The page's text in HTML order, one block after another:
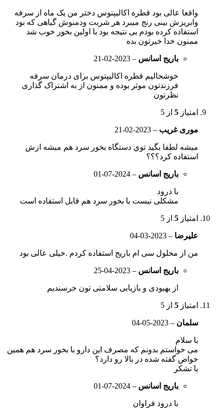
واقعا عالی بود قطره اکالیپتوس دختر من یک ماه از سرفه
وابریزش بینی رنج میبرد هر شربت ودمنوش گیاهی که بود
استفاده کرده بودم بی نتیجه بود با اولین بخور خوب شد
ممنون خدا خیرتون بده
باریج اسانس –
2023-02-21
خوشحالیم قطره اکالیپتوس برای درمان سرفه
فرزندتون موثر بوده و ممنون از به اشتراک گذاری
نظرتون
امتیاز5 از 5
موری غریب–
2023-02-21
ميشه لطفا بگيد توي دستگاه بخور سرد هم ميشه ازش
استفاده کرد؟؟؟
باریج اسانس –
2024-07-01
مشکلی نیست با بخور سرد هم قابل استفاده است
امتیاز5 از 5
علیرضا–
2023-03-04
من از محلول سی ام باریج استفاده کردم .خیلی عالی بود
باریج اسانس –
2023-04-25
از بهبودی و بازیابی سلامتی تون خرسندیم
امتیاز5 از 5
سلمان–
2023-05-04
می خواستم بدونم که مصرف این دارو با بخور سرد هم همین
خواص گفته شده در بالا رو دارد؟
با تشکر
باریج اسانس –
2024-07-01
با درود فراوان